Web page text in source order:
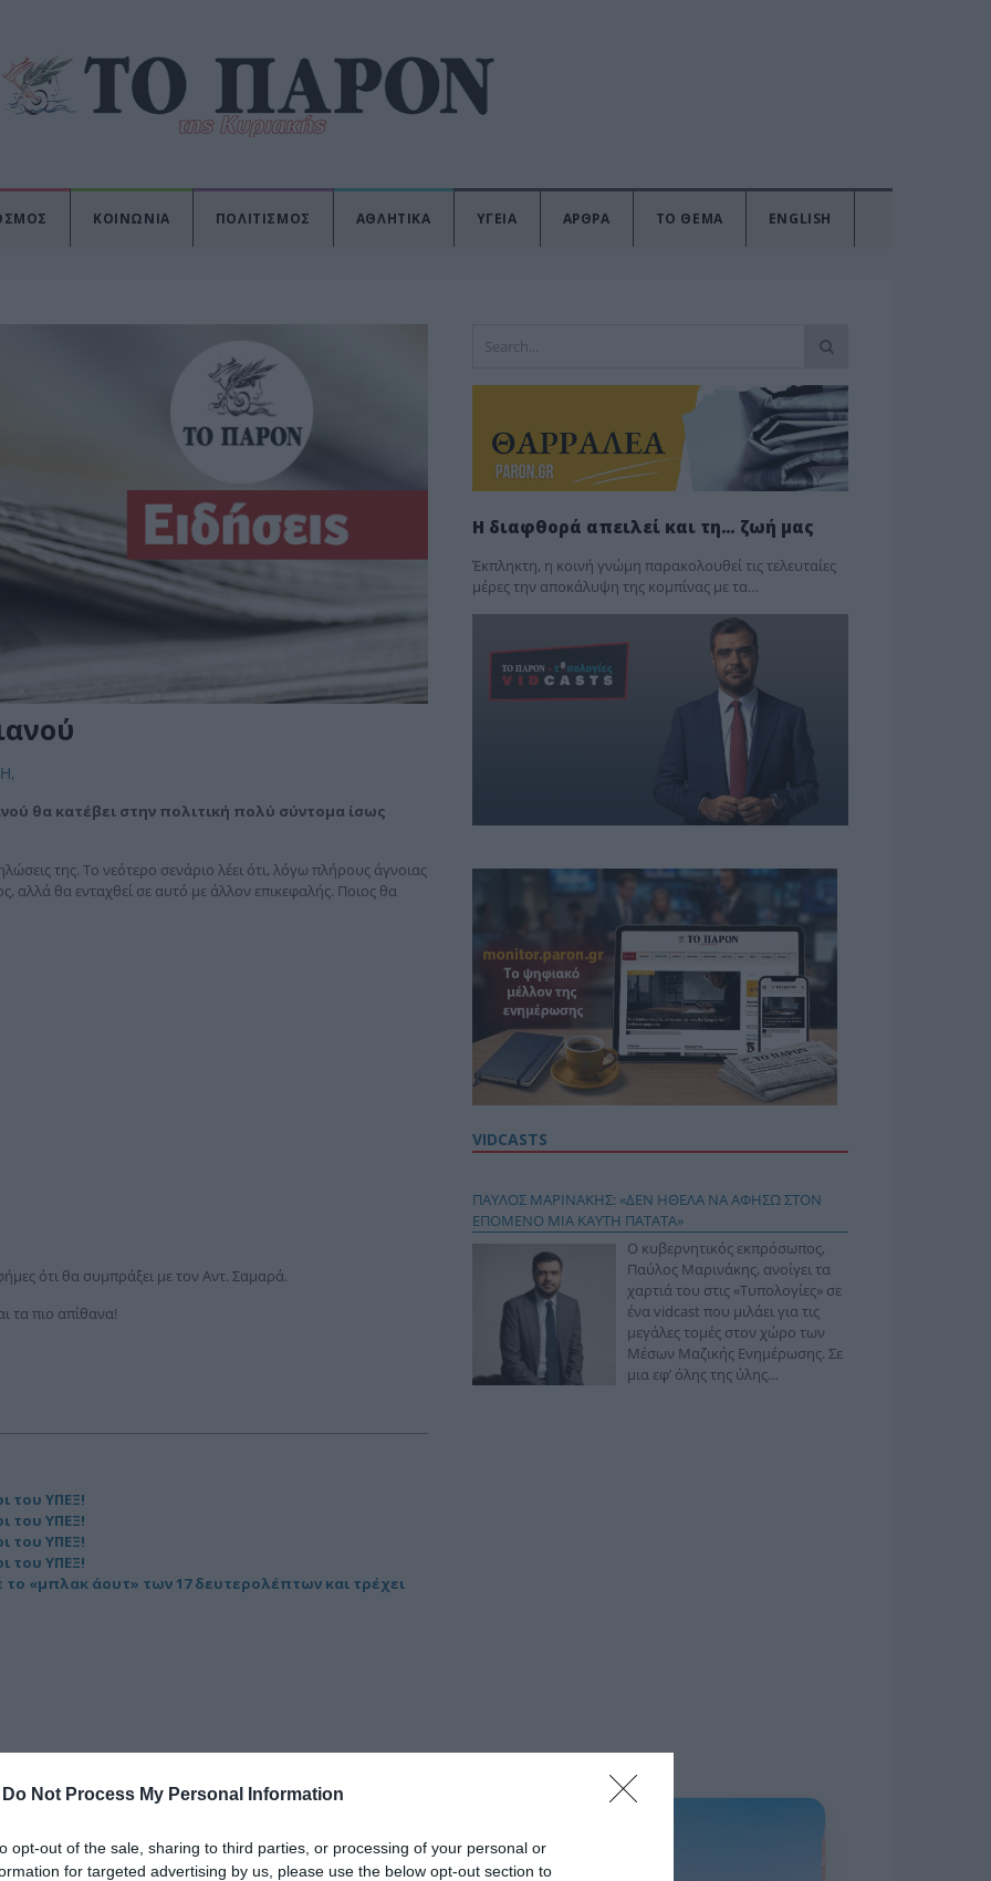
Do Not Process My Personal Information
opt-out of the sale, sharing to third parties, or processing of your personal or
for targeted advertising by us, please use the below opt-out section to
ΚΟΙΝΩΝΙΑ ΠΟΛΙΤΙΣΜΟΣ ΑΘΛΗΤΙΚΑ ΥΓΕΙΑ ΑΡΘΡΑ ΤΟ ΘΕΜΑ ENGLISH
,
θα κατέβει στην πολιτική πολύ σύντομα ίσως
της. Το νεότερο σενάριο λέει ότι, λόγω πλήρους άγνοιας
αλλά θα ενταχθεί σε αυτό με άλλον επικεφαλής. Ποιος θα
ότι θα συμπράξει με τον Αντ. Σαμαρά.
τα πιο απίθανα!
του ΥΠΕΞ!
του ΥΠΕΞ!
του ΥΠΕΞ!
του ΥΠΕΞ!
«μπλακ άουτ» των 17 δευτερολέπτων και τρέχει
Η διαφθορά απειλεί και τη… ζωή μας
Έκπληκτη, η κοινή γνώμη παρακολουθεί τις τελευταίες
μέρες την αποκάλυψη της κο­μπίνας με τα…
VIDCASTS
ΠΑΥΛΟΣ ΜΑΡΙΝΑΚΗΣ: «ΔΕΝ ΗΘΕΛΑ ΝΑ ΑΦΗΣΩ ΣΤΟΝ
ΕΠΟΜΕΝΟ ΜΙΑ ΚΑΥΤΗ ΠΑΤΑΤΑ»
Ο κυβερνητικός εκπρόσωπος,
Παύλος Μαρινάκης, ανοίγει τα
χαρτιά του στις «Τυπολογίες» σε
ένα vidcast που μιλάει για τις
μεγάλες τομές στον χώρο των
Μέσων Μαζικής Ενημέρωσης. Σε
μια εφ’ όλης της ύλης